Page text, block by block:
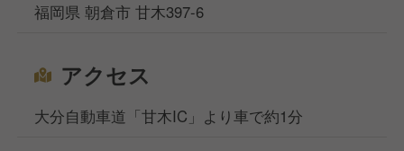
福岡県 朝倉市 甘木397-6
アクセス
大分自動車道「甘木IC」より車で約1分